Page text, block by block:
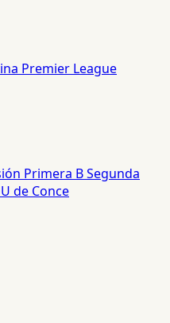
Premier League
Primera BSegunda
U de Conce